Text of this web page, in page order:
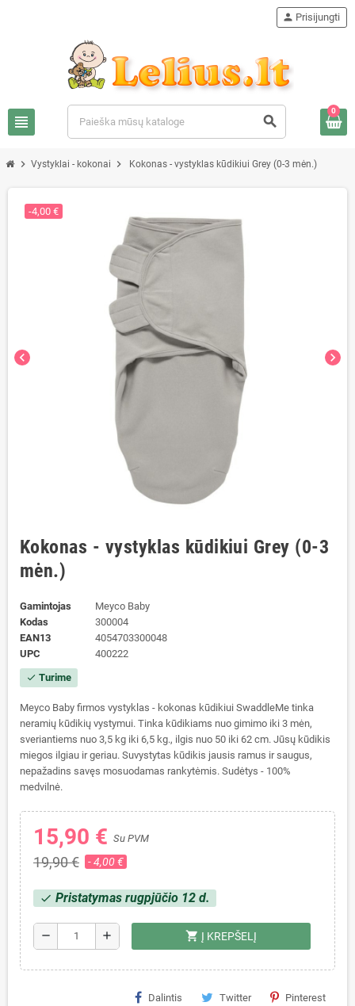
view_headline search
person Prisijungti
0
chevron_right Vystyklai - kokonai chevron_right Kokonas - vystyklas kūdikiui Grey (0-3 mėn.)
chevron_left chevron_right
-4,00 €
Kokonas - vystyklas kūdikiui Grey (0-3
mėn.)
Gamintojas
Meyco Baby
Kodas
300004
EAN13
4054703300048
UPC
400222
check Turime
Meyco Baby firmos vystyklas - kokonas kūdikiui SwaddleMe tinka
neramių kūdikių vystymui. Tinka kūdikiams nuo gimimo iki 3 mėn,
sveriantiems nuo 3,5 kg iki 6,5 kg., ilgis nuo 50 iki 62 cm. Jūsų kūdikis
miegos ilgiau ir geriau. Suvystytas kūdikis jausis ramus ir saugus,
nepažadins savęs mosuodamas rankytėmis. Sudėtys - 100%
medvilnė.
15,90 € Su PVM
19,90 € - 4,00 €
check Pristatymas rugpjūčio 12 d.
remove add shopping_cart Į KREPŠELĮ
Dalintis Twitter Pinterest